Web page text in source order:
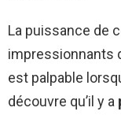
La puissance de
impressionnants
est palpable
découvre qu’il y a